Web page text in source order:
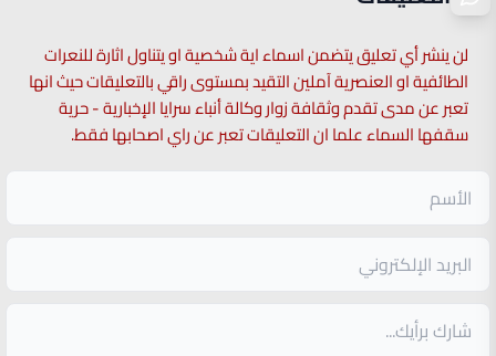
لن ينشر أي تعليق يتضمن اسماء اية شخصية او يتناول اثارة للنعرات
الطائفية او العنصرية آملين التقيد بمستوى راقي بالتعليقات حيث انها
تعبر عن مدى تقدم وثقافة زوار وكالة أنباء سرايا الإخبارية - حرية
سقفها السماء علما ان التعليقات تعبر عن راي اصحابها فقط.